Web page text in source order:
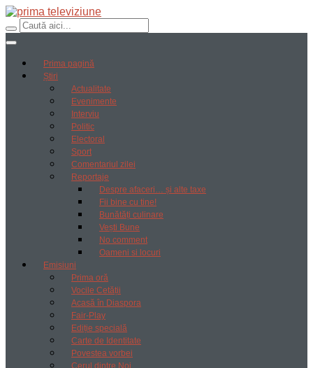
Prima pagină
Știri
Actualitate
Evenimente
Interviu
Politic
Electoral
Sport
Comentariul zilei
Reportaje
Despre afaceri… și alte taxe
Fii bine cu tine!
Bunătăți culinare
Vești Bune
No comment
Oameni si locuri
Emisiuni
Prima oră
Vocile Cetății
Acasă în Diaspora
Fair-Play
Ediție specială
Carte de Identitate
Povestea vorbei
Cerul dintre Noi